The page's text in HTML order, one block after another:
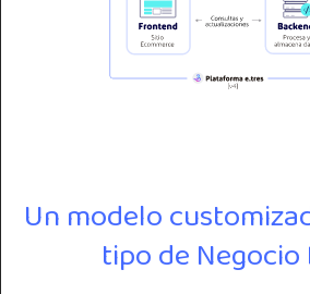
Un modelo
tipo de